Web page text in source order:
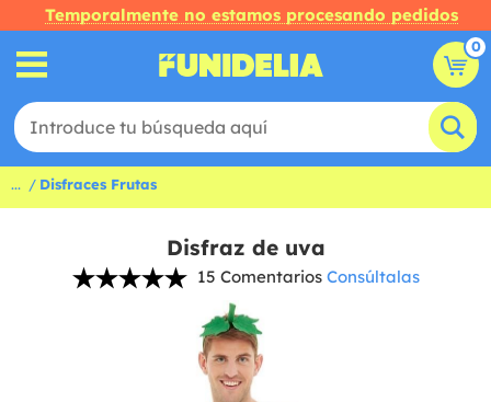
Temporalmente no estamos procesando pedidos
0
... Disfraces Frutas
Disfraz de uva
15 Comentarios Consúltalas